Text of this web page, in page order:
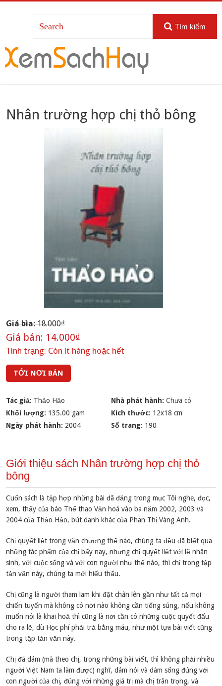
Tìm kiếm
Nhân trường hợp chị thỏ bông
Giá bìa:18.000₫
Giá bán: 14.000₫
Tình trạng: Còn ít hàng hoặc hết
TỚI NƠI BÁN
Tác giả: Thảo Hảo Nhà phát hành: Chưa có
Khối lượng: 135.00 gam Kích thước: 12x18 cm
Ngày phát hành: 2004 Số trang: 190
Giới thiệu sách Nhân trường hợp chị thỏ
bông
Cuốn sách là tập hợp những bài đã đăng trong mục Tôi nghe, đọc,
xem, thấy của báo Thể thao Văn hoá vào ba năm 2002, 2003 và
2004 của Thảo Hảo, bút danh khác của Phan Thị Vàng Anh.
Chị quyết liệt trong văn chương thế nào, chúng ta đều đã biết qua
những tác phẩm của chị bấy nay, nhưng chị quyết liệt với lẽ nhân
sinh, với cuộc sống và với con người như thế nào, thì chỉ trong tập
tản văn này, chúng ta mới hiểu thấu.
Chị cũng là người tham lam khi đặt chân lên gần như tất cả mọi
chiến tuyến mà không có nơi nào không cần tiếng súng, nếu không
muốn nói là khai hoả thì cũng là nơi cần có những cuộc quyết đấu
cho ra lẽ, dù Học phí phải trả bằng máu, như một tựa bài viết cũng
trong tập tản văn này.
Chị đã dám (mà theo chị, trong những bài viết, thì không phải nhiều
người Việt Nam ta làm được) nghĩ, dám nói và dám sống đúng với
con người của chị, đúng với những giá trị mà chị trân trọng, và